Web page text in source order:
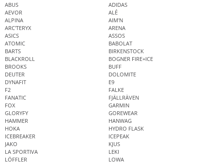
ABUS
ADIDAS
AEVOR
ALÉ
ALPINA
AIM'N
ARC'TERYX
ARENA
ASICS
ASSOS
ATOMIC
BABOLAT
BARTS
BIRKENSTOCK
BLACKROLL
BOGNER FIRE+ICE
BROOKS
BUFF
DEUTER
DOLOMITE
DYNAFIT
E9
F2
FALKE
FANATIC
FJÄLLRÄVEN
FOX
GARMIN
GLORYFY
GOREWEAR
HAMMER
HANWAG
HOKA
HYDRO FLASK
ICEBREAKER
ICEPEAK
JAKO
KJUS
LA SPORTIVA
LEKI
LÖFFLER
LOWA